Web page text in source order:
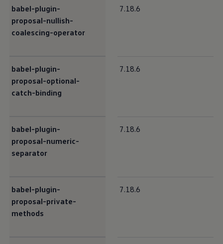
babel-plugin-
proposal-nullish-
coalescing-operator
7.18.6
babel-plugin-
proposal-optional-
catch-binding
7.18.6
babel-plugin-
proposal-numeric-
separator
7.18.6
babel-plugin-
proposal-private-
methods
7.18.6